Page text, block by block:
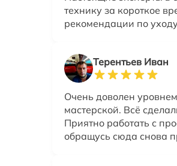
технику за короткое
рекомендации по
Терентьев Иван
Очень доволен
мастерской. Всё
Приятно работать с
обращусь сюда снова